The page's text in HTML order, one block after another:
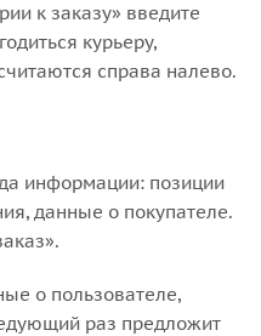
к заказу» введите
курьеру,
справа налево.
информации: позиции
данные о покупателе.
о пользователе,
раз предложит